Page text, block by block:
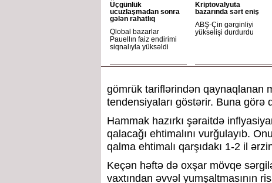
Üçgünlük
ucuzlaşmadan sonra
gələn rahatlıq
Qlobal bazarlar
Pauellın faiz endirimi
siqnalıyla yüksəldi
Kriptovalyuta
bazarında sərt eniş
ABŞ-Çin gərginliyi
yüksəlişi durdurdu
gömrük tariflərindən qaynaqlanan
tendensiyaları göstərir. Buna görə
Hammak hazırkı şəraitdə
qalacağı ehtimalını vurğulayıb.
qalma ehtimalı qarşıdakı 1-2 il
Keçən həftə də oxşar mövqe
vaxtından əvvəl yumşaltmasının